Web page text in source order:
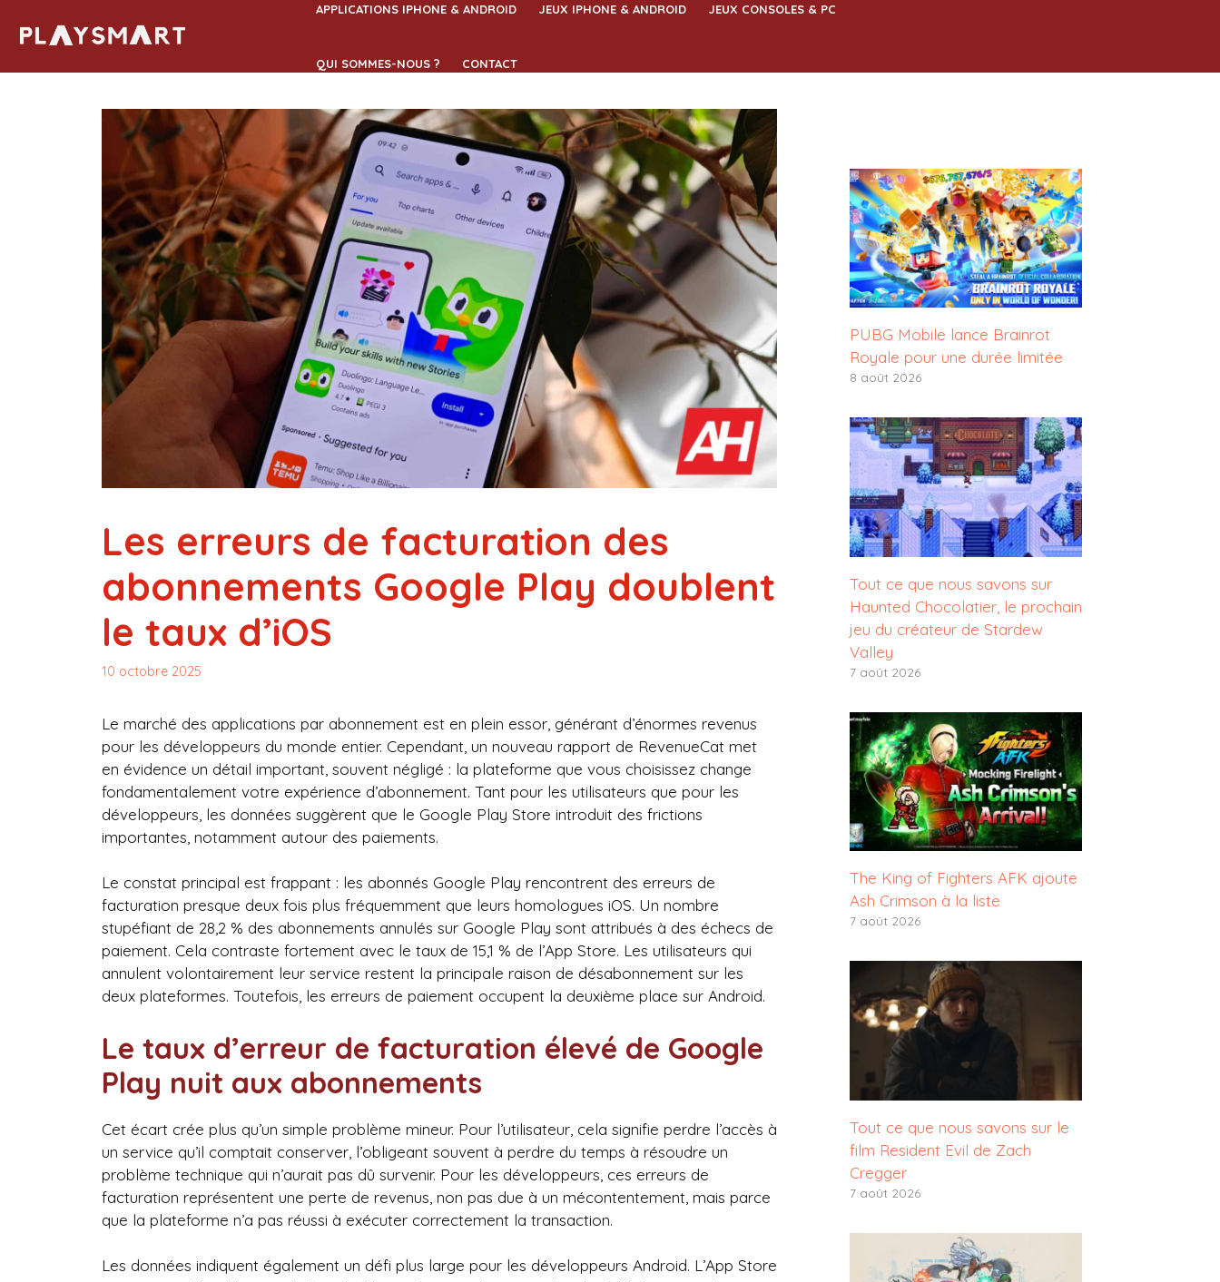
APPLICATIONS IPHONE & ANDROID JEUX IPHONE & ANDROID JEUX CONSOLES & PC
QUI SOMMES-NOUS ? CONTACT
Les erreurs de facturation des
abonnements Google Play doublent
le taux d’iOS
10 octobre 2025
Le marché des applications par abonnement est en plein essor, générant d’énormes revenus
pour les développeurs du monde entier. Cependant, un nouveau rapport de RevenueCat met
en évidence un détail important, souvent négligé : la plateforme que vous choisissez change
fondamentalement votre expérience d’abonnement. Tant pour les utilisateurs que pour les
développeurs, les données suggèrent que le Google Play Store introduit des frictions
importantes, notamment autour des paiements.
Le constat principal est frappant : les abonnés Google Play rencontrent des erreurs de
facturation presque deux fois plus fréquemment que leurs homologues iOS. Un nombre
stupéfiant de 28,2 % des abonnements annulés sur Google Play sont attribués à des échecs de
paiement. Cela contraste fortement avec le taux de 15,1 % de l’App Store. Les utilisateurs qui
annulent volontairement leur service restent la principale raison de désabonnement sur les
deux plateformes. Toutefois, les erreurs de paiement occupent la deuxième place sur Android.
Le taux d’erreur de facturation élevé de Google
Play nuit aux abonnements
Cet écart crée plus qu’un simple problème mineur. Pour l’utilisateur, cela signifie perdre l’accès à
un service qu’il comptait conserver, l’obligeant souvent à perdre du temps à résoudre un
problème technique qui n’aurait pas dû survenir. Pour les développeurs, ces erreurs de
facturation représentent une perte de revenus, non pas due à un mécontentement, mais parce
que la plateforme n’a pas réussi à exécuter correctement la transaction.
Les données indiquent également un défi plus large pour les développeurs Android. L’App Store
PUBG Mobile lance Brainrot
Royale pour une durée limitée
8 août 2026
Tout ce que nous savons sur
Haunted Chocolatier, le prochain
jeu du créateur de Stardew
Valley
7 août 2026
The King of Fighters AFK ajoute
Ash Crimson à la liste
7 août 2026
Tout ce que nous savons sur le
film Resident Evil de Zach
Cregger
7 août 2026